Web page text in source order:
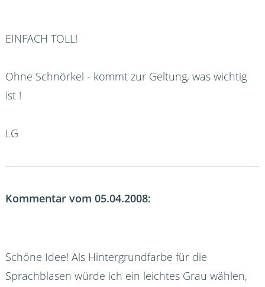
EINFACH TOLL!
Ohne Schnörkel - kommt zur Geltung, was wichtig
ist !
LG
Kommentar vom 05.04.2008:
Schöne Idee! Als Hintergrundfarbe für die
Sprachblasen würde ich ein leichtes Grau wählen,